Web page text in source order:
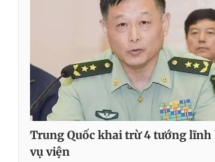
Trung Quốc khai trừ 4 tướng lĩnh
vụ viện